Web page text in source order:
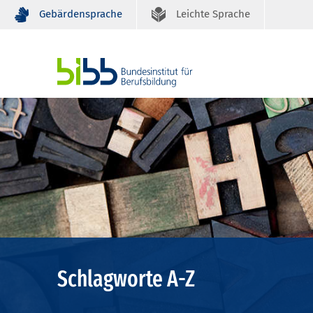
Gebärdensprache Leichte Sprache
Schlagworte A-Z